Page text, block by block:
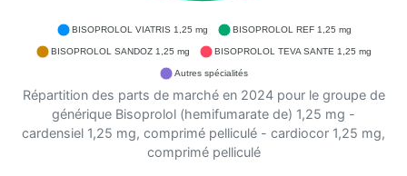
BISOPROLOL VIATRIS 1,25 mg BISOPROLOL REF 1,25 mg
BISOPROLOL SANDOZ 1,25 mg BISOPROLOL TEVA SANTE 1,25 mg
Autres spécialités
Répartition des parts de marché en 2024 pour le groupe de
générique Bisoprolol (hemifumarate de) 1,25 mg -
cardensiel 1,25 mg, comprimé pelliculé - cardiocor 1,25 mg,
comprimé pelliculé